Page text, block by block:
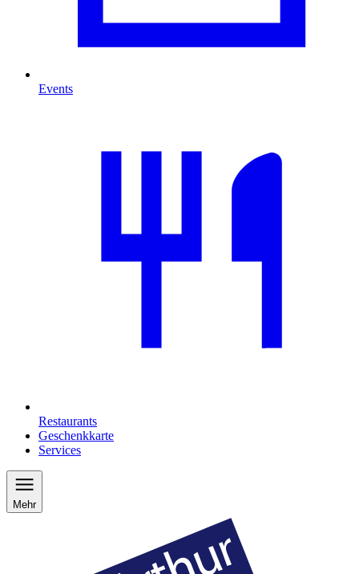
Events
Restaurants
Geschenkkarte
Services
Mehr